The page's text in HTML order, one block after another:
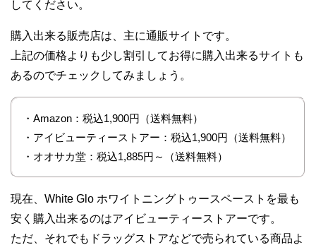
してください。
購入出来る販売店は、主に通販サイトです。
上記の価格よりも少し割引してお得に購入出来るサイトも
あるのでチェックしてみましょう。
・Amazon：税込1,900円（送料無料）
・アイビューティーストアー：税込1,900円（送料無料）
・オオサカ堂：税込1,885円～（送料無料）
現在、White Glo ホワイトニングトゥースペーストを最も
安く購入出来るのはアイビューティーストアーです。
ただ、それでもドラッグストアなどで売られている商品よ